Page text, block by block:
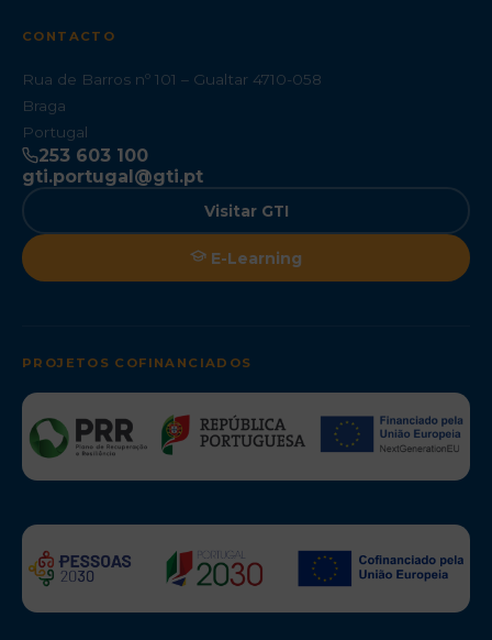
CONTACTO
Rua de Barros nº 101 – Gualtar 4710-058
Braga
Portugal
253 603 100
gti.portugal@gti.pt
Visitar GTI
E-Learning
PROJETOS COFINANCIADOS